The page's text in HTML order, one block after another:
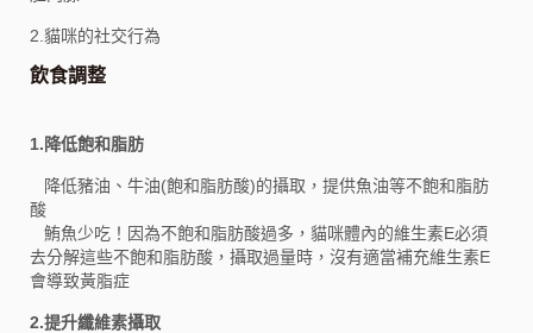
2.貓咪的社交行為
飲食調整
1.降低飽和脂肪
降低豬油、牛油(飽和脂肪酸)的攝取，提供魚油等不飽和脂肪
酸
鮪魚少吃！因為不飽和脂肪酸過多，貓咪體內的維生素E必須
去分解這些不飽和脂肪酸，攝取過量時，沒有適當補充維生素E
會導致黃脂症
2.提升纖維素攝取